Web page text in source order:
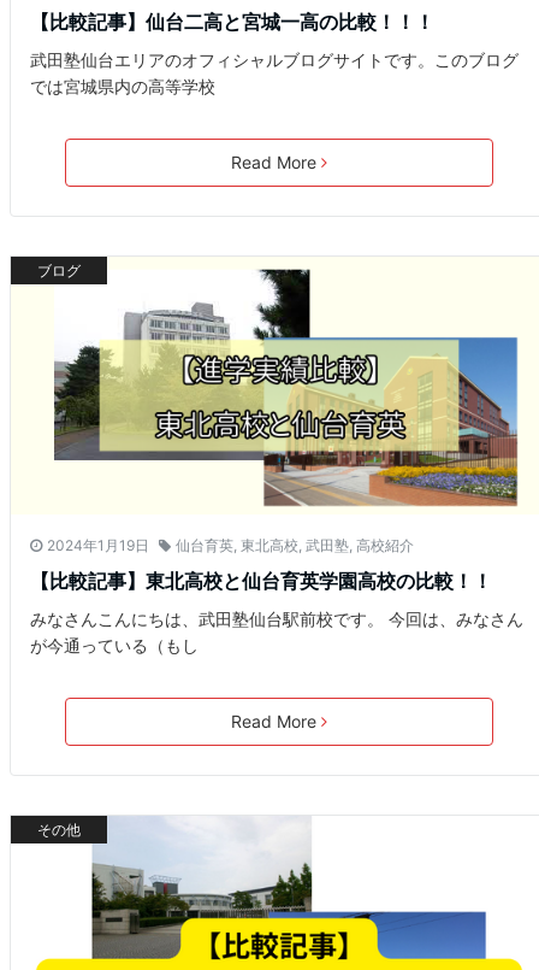
【比較記事】仙台二高と宮城一高の比較！！！
武田塾仙台エリアのオフィシャルブログサイトです。このブログ
では宮城県内の高等学校
Read More
ブログ
2024年1月19日 仙台育英, 東北高校, 武田塾, 高校紹介
【比較記事】東北高校と仙台育英学園高校の比較！！
みなさんこんにちは、武田塾仙台駅前校です。 今回は、みなさん
が今通っている（もし
Read More
その他